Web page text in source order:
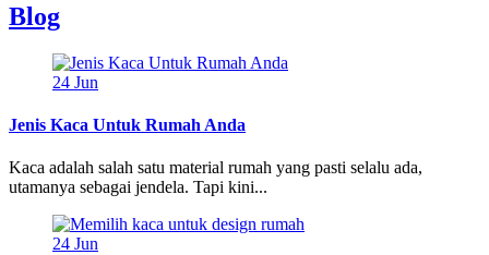
Blog
24 Jun
Jenis Kaca Untuk Rumah Anda
Kaca adalah salah satu material rumah yang pasti selalu ada,
utamanya sebagai jendela. Tapi kini...
24 Jun